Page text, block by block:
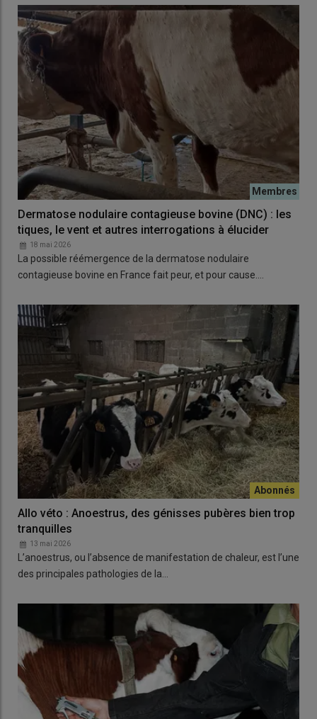
Dermatose nodulaire contagieuse bovine (DNC) : les
tiques, le vent et autres interrogations à élucider
18 mai 2026
La possible réémergence de la dermatose nodulaire
contagieuse bovine en France fait peur, et pour cause.…
Allo véto : Anoestrus, des génisses pubères bien trop
tranquilles
13 mai 2026
L’anoestrus, ou l’absence de manifestation de chaleur, est l’une
des principales pathologies de la…